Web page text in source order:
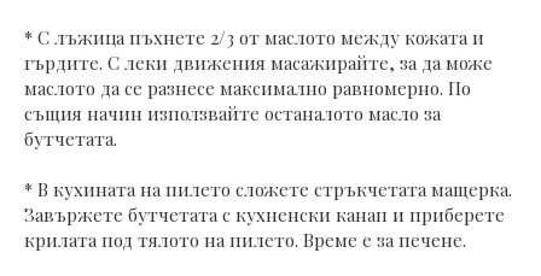
* С лъжица пъхнете 2/3 от маслото между кожата и
гърдите. С леки движения масажирайте, за да може
маслото да се разнесе максимално равномерно. По
същия начин използвайте останалото масло за
бутчетата.
* В кухината на пилето сложете стръкчетата мащерка.
Завържете бутчетата с кухненски канап и приберете
крилата под тялото на пилето. Време е за печене.